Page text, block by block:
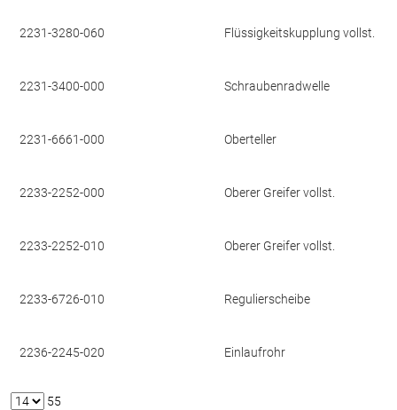
2231-3280-060 Flüssigkeitskupplung vollst.
2231-3400-000 Schraubenradwelle
2231-6661-000 Oberteller
2233-2252-000 Oberer Greifer vollst.
2233-2252-010 Oberer Greifer vollst.
2233-6726-010 Regulierscheibe
2236-2245-020 Einlaufrohr
55